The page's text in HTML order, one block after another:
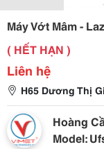
Máy Vớt Mâm -
( HẾT HẠN )
Liên hệ
H65 Dương Thị
Hoàng
Model: